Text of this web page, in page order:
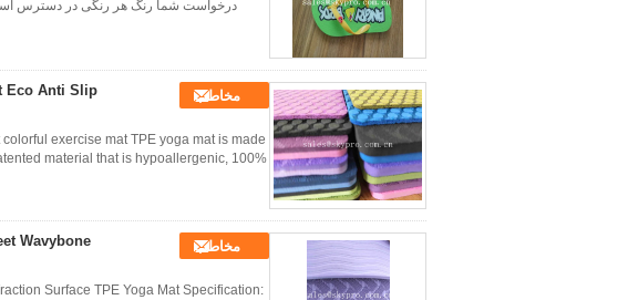
درخواست شما رنگ هر رنگی در دسترس
Eco Anti Slip
مخاطب
exercise mat TPE yoga mat is made
material that is hypoallergenic, 100%
Wavybone
مخاطب
Surface TPE Yoga Mat Specification: